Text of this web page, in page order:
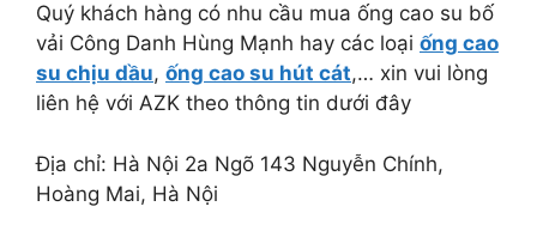
Quý khách hàng có nhu cầu mua ống cao su bố
vải Công Danh Hùng Mạnh hay các loại ống cao
su chịu dầu, ống cao su hút cát,… xin vui lòng
liên hệ với AZK theo thông tin dưới đây
Địa chỉ: Hà Nội 2a Ngõ 143 Nguyễn Chính,
Hoàng Mai, Hà Nội